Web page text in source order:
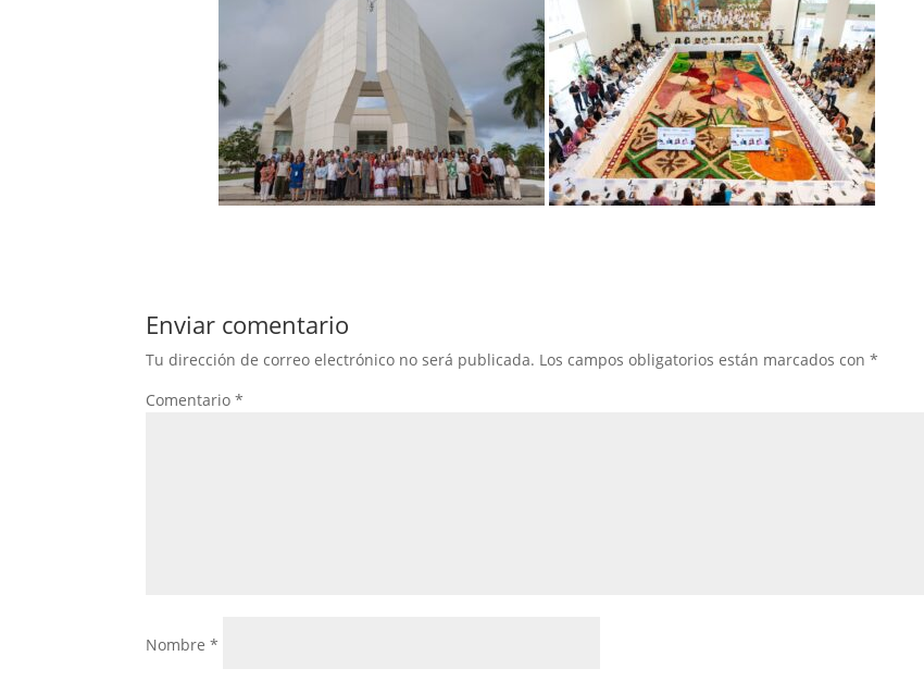
Enviar comentario
Tu dirección de correo electrónico no será publicada. Los campos obligatorios están marcados con*
Comentario*
Nombre*